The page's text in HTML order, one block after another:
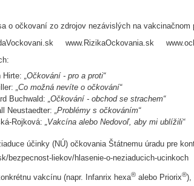
o očkovaní zo zdrojov nezávislých na vakcinačnom
www.RizikaOckovania.sk
Hirte: „Očkování - pro a proti“
„Co možná nevíte o očkování“
Buchwald: „Očkování - obchod se strachem“
Neustaedter: „Problémy s očkováním“
Rojková: „Vakcína alebo Nedovoľ, aby mi ublížili“
účinky (NÚ) očkovania Štátnemu úradu pre
bezpecnost-liekov/hlasenie-o-neziaducich-ucinkoch
vakcínu (napr. Infanrix hexa® alebo Priorix®),